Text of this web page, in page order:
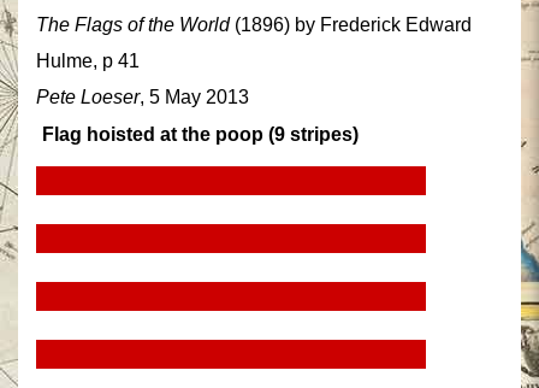
The Flags of the World(1896) by Frederick Edward
Hulme, p 41
Pete Loeser, 5 May 2013
Flag hoisted at the poop (9 stripes)